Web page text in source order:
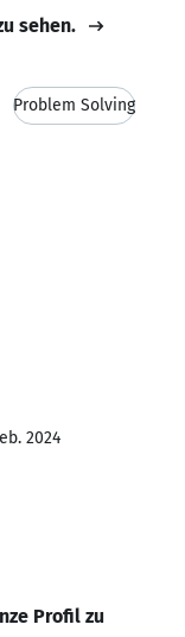
sehen.
Problem Solving
2024
Profil zu